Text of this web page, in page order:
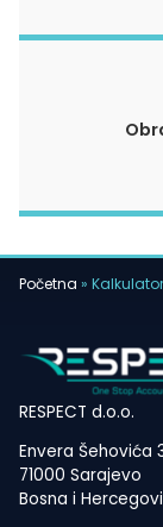
Početna »
RESPECT d.o.o.
Envera Šehovića
71000 Sarajevo
Bosna i